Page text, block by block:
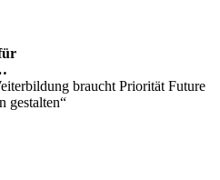
braucht Priorität Future
gestalten“